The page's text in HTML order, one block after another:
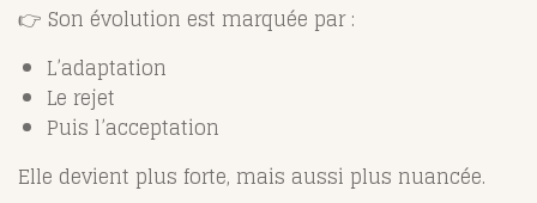
👉 Son évolution est marquée par :
L’adaptation
Le rejet
Puis l’acceptation
Elle devient plus forte, mais aussi plus nuancée.